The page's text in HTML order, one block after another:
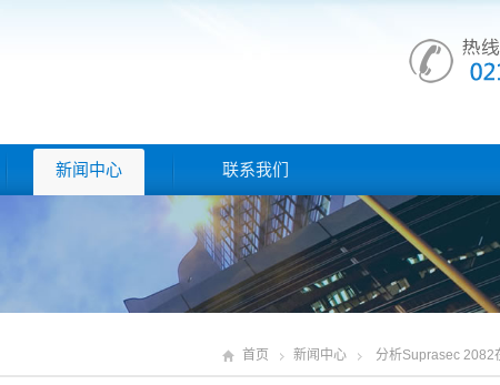
新闻中心 联系我们
首页 新闻中心 分析suprasec 2082